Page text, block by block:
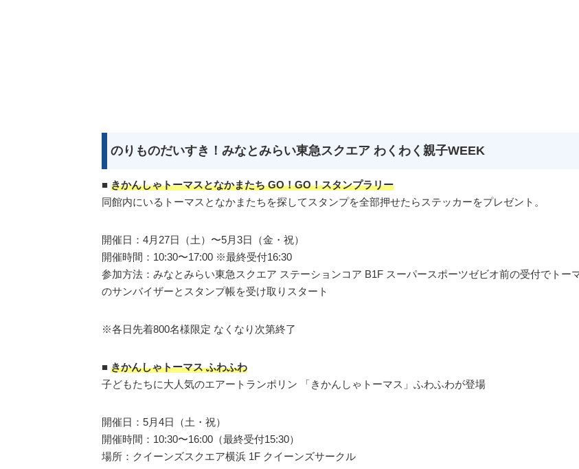
のりものだいすき！みなとみらい東急スクエア わくわく親子WEEK
■ きかんしゃトーマスとなかまたち GO！GO！スタンプラリー
同館内にいるトーマスとなかまたちを探してスタンプを全部押せたらステッカーをプレゼント。
開催日：4月27日（土）〜5月3日（金・祝）
開催時間：10:30〜17:00 ※最終受付16:30
参加方法：みなとみらい東急スクエア ステーションコア B1F スーパースポーツゼビオ前の受付でトー
のサンバイザーとスタンプ帳を受け取りスタート
※各日先着800名様限定 なくなり次第終了
■ きかんしゃトーマス ふわふわ
子どもたちに大人気のエアートランポリン 「きかんしゃトーマス」ふわふわが登場
開催日：5月4日（土・祝）
開催時間：10:30〜16:00（最終受付15:30）
場所：クイーンズスクエア横浜 1F クイーンズサークル